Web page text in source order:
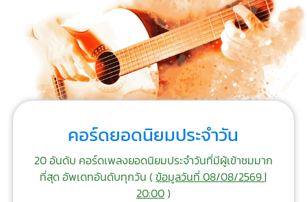
คอร์ดยอดนิยมประจำวัน
20 อันดับ คอร์ดเพลงยอดนิยมประจำวันที่มีผู้เข้าชมมาก
ที่สุด อัพเดทอันดับทุกวัน (ข้อมูลวันที่ 08/08/2569 |
20:00)